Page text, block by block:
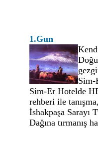
1.Gun
Sim-
Sim-Er Hotelde
rehberi ile
İshakpaşa Sarayı
Dağına tırmanış